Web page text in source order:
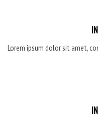
Lorem ipsum dolor sit amet,